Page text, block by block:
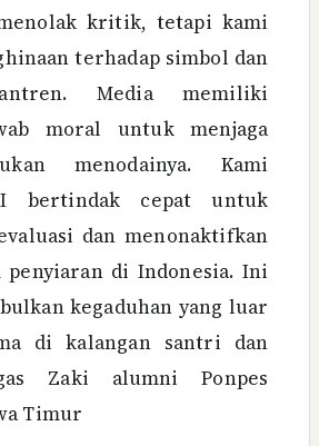
kritik, tetapi kami
terhadap simbol dan
Media memiliki
moral untuk menjaga
menodainya. Kami
bertindak cepat untuk
dan menonaktifkan
penyiaran di Indonesia. Ini
kegaduhan yang luar
di kalangan santri dan
Zaki alumni Ponpes
Timur